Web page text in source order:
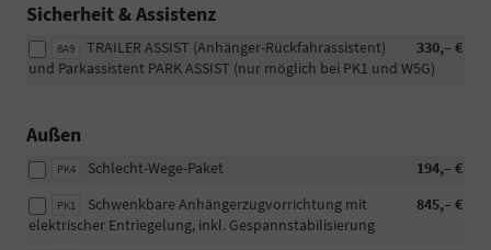
Sicherheit & Assistenz
8A9 330,– €
TRAILER ASSIST (Anhänger-Rückfahrassistent)
und Parkassistent PARK ASSIST (nur möglich bei PK1 und W5G)
Außen
PK4 194,– €
Schlecht-Wege-Paket
PK1 845,– €
Schwenkbare Anhängerzugvorrichtung mit
elektrischer Entriegelung, inkl. Gespannstabilisierung